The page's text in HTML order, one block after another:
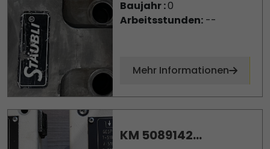
Baujahr :0
Arbeitsstunden:--
Mehr Informationen
KM 5089142...